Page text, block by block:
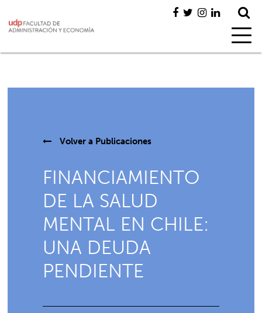
Volver a Publicaciones
FINANCIAMIENTO
DE LA SALUD
MENTAL EN CHILE:
UNA DEUDA
PENDIENTE